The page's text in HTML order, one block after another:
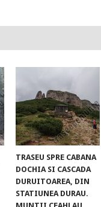
TRASEU SPRE CABANA
DOCHIA SI CASCADA
DURUITOAREA, DIN
STATIUNEA DURAU.